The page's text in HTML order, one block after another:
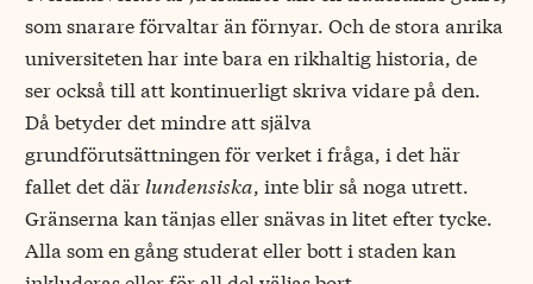
som snarare förvaltar än förnyar. Och de stora anrika
universiteten har inte bara en rikhaltig historia, de
ser också till att kontinuerligt skriva vidare på den.
Då betyder det mindre att själva
grundförutsättningen för verket i fråga, i det här
fallet det där lundensiska, inte blir så noga utrett.
Gränserna kan tänjas eller snävas in litet efter tycke.
Alla som en gång studerat eller bott i staden kan